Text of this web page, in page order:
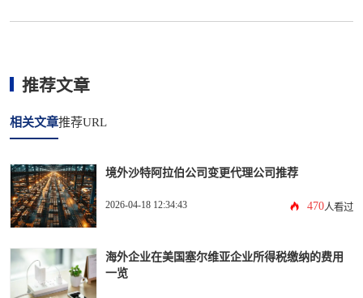
推荐文章
相关文章推荐URL
境外沙特阿拉伯公司变更代理公司推荐
2026-04-18 12:34:43 470人看过
海外企业在美国塞尔维亚企业所得税缴纳的费用
一览